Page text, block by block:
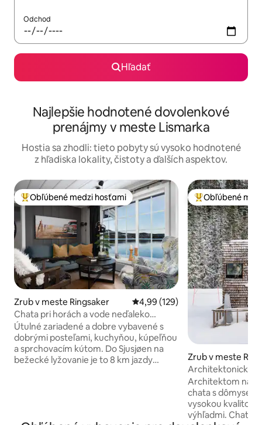
Odchod
Hľadať
Najlepšie hodnotené dovolenkové
prenájmy v meste Lismarka
Hostia sa zhodli: tieto pobyty sú vysoko hodnotené
z hľadiska lokality, čistoty a ďalších aspektov.
Najobľúbenejšie medzi hosťami
Obľúbené medzi hosťami
Zrub v meste Ringsaker Priemerné ohodnotenie 4,99 z
4,99 (129)
Chata pri horách a vode neďaleko
Sjusjøen/Lillehammer
Útulné zariadené a dobre vybavené s
dobrými posteľami, kuchyňou, kúpeľňou
a sprchovacím kútom. Do Sjusjøen na
bežecké lyžovanie je to 8 km jazdy
Najobľúbenejšie
Obľúbené
Zrub v meste
Architektonicky
panoramatickým
Architektom
chata s
vysokou kvalitou
výhľadmi. Chata